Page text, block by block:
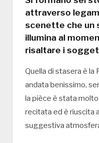
attraverso
scenette che un
illumina al
risaltare i
Quella di stasera è la
andata benissimo,
la pièce è stata
recitata ed è riuscita
suggestiva